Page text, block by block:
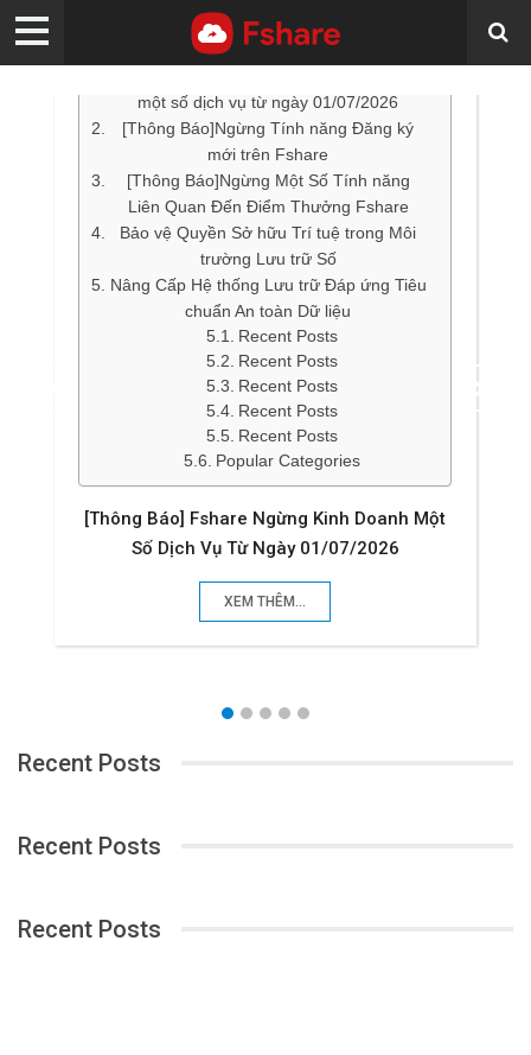
Mục lục
một số dịch vụ từ ngày 01/07/2026
[Thông Báo]Ngừng Tính năng Đăng ký
mới trên Fshare
[Thông Báo]Ngừng Một Số Tính năng
Liên Quan Đến Điểm Thưởng Fshare
Bảo vệ Quyền Sở hữu Trí tuệ trong Môi
trường Lưu trữ Số
Nâng Cấp Hệ thống Lưu trữ Đáp ứng Tiêu
chuẩn An toàn Dữ liệu
Recent Posts
Recent Posts
Recent Posts
Recent Posts
Recent Posts
Popular Categories
[Thông Báo] Fshare Ngừng Kinh Doanh Một
Số Dịch Vụ Từ Ngày 01/07/2026
XEM THÊM...
FSHARE
FSHARE
TIN TỔNG HỢP
TIN TỔNG HỢP
Recent Posts
Recent Posts
Recent Posts